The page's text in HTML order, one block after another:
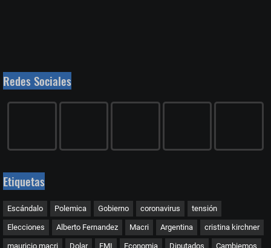
Redes Sociales
Etiquetas
Escándalo Polemica Gobierno coronavirus tensión
Elecciones Alberto Fernandez Macri Argentina cristina kirchner
mauricio macri Dolar FMI Economia Diputados Cambiemos